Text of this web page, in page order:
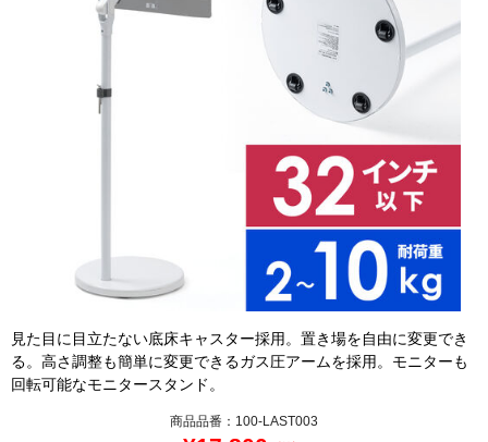
見た目に目立たない底床キャスター採用。置き場を自由に変更でき
る。高さ調整も簡単に変更できるガス圧アームを採用。モニターも
回転可能なモニタースタンド。
商品品番：100-LAST003